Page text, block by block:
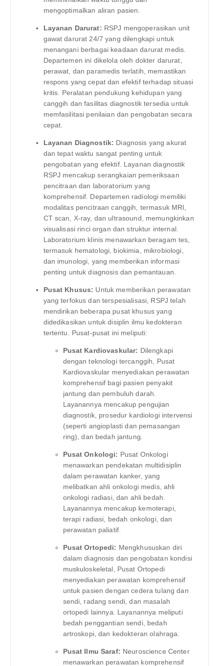
mengoptimalkan aliran pasien.
Layanan Darurat: RSPJ mengoperasikan unit
gawat darurat 24/7 yang dilengkapi untuk
menangani berbagai keadaan darurat medis.
Departemen ini dikelola oleh dokter darurat,
perawat, dan paramedis terlatih, memastikan
respons yang cepat dan efektif terhadap situasi
kritis. Peralatan pendukung kehidupan yang
canggih dan fasilitas diagnostik tersedia untuk
memfasilitasi penilaian dan pengobatan secara
cepat.
Layanan Diagnostik: Diagnosis yang akurat
dan tepat waktu sangat penting untuk
pengobatan yang efektif. Layanan diagnostik
RSPJ mencakup serangkaian pemeriksaan
pencitraan dan laboratorium yang
komprehensif. Departemen radiologi memiliki
modalitas pencitraan canggih, termasuk MRI,
CT scan, X-ray, dan ultrasound, memungkinkan
visualisasi rinci organ dan struktur internal.
Laboratorium klinis menawarkan beragam tes,
termasuk hematologi, biokimia, mikrobiologi,
dan imunologi, yang memberikan informasi
penting untuk diagnosis dan pemantauan.
Pusat Khusus: Untuk memberikan perawatan
yang terfokus dan terspesialisasi, RSPJ telah
mendirikan beberapa pusat khusus yang
didedikasikan untuk disiplin ilmu kedokteran
tertentu. Pusat-pusat ini meliputi:
Pusat Kardiovaskular: Dilengkapi
dengan teknologi tercanggih, Pusat
Kardiovaskular menyediakan perawatan
komprehensif bagi pasien penyakit
jantung dan pembuluh darah.
Layanannya mencakup pengujian
diagnostik, prosedur kardiologi intervensi
(seperti angioplasti dan pemasangan
ring), dan bedah jantung.
Pusat Onkologi: Pusat Onkologi
menawarkan pendekatan multidisiplin
dalam perawatan kanker, yang
melibatkan ahli onkologi medis, ahli
onkologi radiasi, dan ahli bedah.
Layanannya mencakup kemoterapi,
terapi radiasi, bedah onkologi, dan
perawatan paliatif.
Pusat Ortopedi: Mengkhususkan diri
dalam diagnosis dan pengobatan kondisi
muskuloskeletal, Pusat Ortopedi
menyediakan perawatan komprehensif
untuk pasien dengan cedera tulang dan
sendi, radang sendi, dan masalah
ortopedi lainnya. Layanannya meliputi
bedah penggantian sendi, bedah
artroskopi, dan kedokteran olahraga.
Pusat Ilmu Saraf: Neuroscience Center
menawarkan perawatan komprehensif